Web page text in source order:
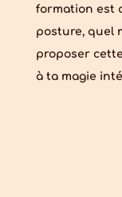
formation est
posture, quel
proposer
à ta magie